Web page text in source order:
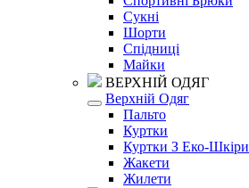
Сукні
Шорти
Спідниці
Майки
ВЕРХНІЙ ОДЯГ
Верхній Одяг
Пальто
Куртки
Куртки З Еко-Шкіри
Жакети
Жилети